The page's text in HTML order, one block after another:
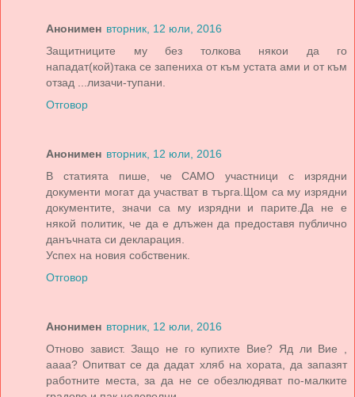
Анонимен вторник, 12 юли, 2016
Защитниците му без толкова някои да го
нападат(кой)така се запениха от към устата ами и от към
отзад ...лизачи-тупани.
Отговор
Анонимен вторник, 12 юли, 2016
В статията пише, че САМО участници с изрядни
документи могат да участват в търга.Щом са му изрядни
документите, значи са му изрядни и парите.Да не е
някой политик, че да е длъжен да предоставя публично
данъчната си декларация.
Успех на новия собственик.
Отговор
Анонимен вторник, 12 юли, 2016
Отново завист. Защо не го купихте Вие? Яд ли Вие ,
аааа? Опитват се да дадат хляб на хората, да запазят
работните места, за да не се обезлюдяват по-малките